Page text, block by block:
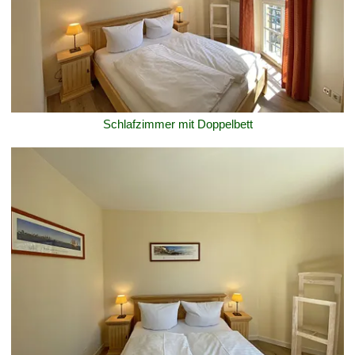
Schlafzimmer mit Doppelbett